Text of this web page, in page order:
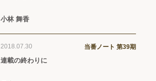
小林 舞香
2018.07.30 当番ノート 第39期
連載の終わりに